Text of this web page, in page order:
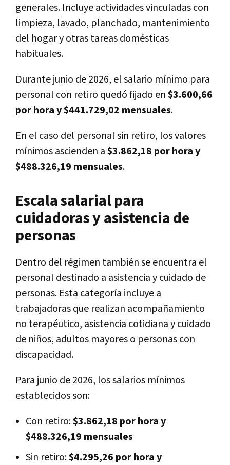
generales. Incluye actividades vinculadas con
limpieza, lavado, planchado, mantenimiento
del hogar y otras tareas domésticas
habituales.
Durante junio de 2026, el salario mínimo para
personal con retiro quedó fijado en$3.600,66
por hora y $441.729,02 mensuales.
En el caso del personal sin retiro, los valores
mínimos ascienden a$3.862,18 por hora y
$488.326,19 mensuales.
Escala salarial para
cuidadoras y asistencia de
personas
Dentro del régimen también se encuentra el
personal destinado a asistencia y cuidado de
personas. Esta categoría incluye a
trabajadoras que realizan acompañamiento
no terapéutico, asistencia cotidiana y cuidado
de niños, adultos mayores o personas con
discapacidad.
Para junio de 2026, los salarios mínimos
establecidos son:
Con retiro:$3.862,18 por hora y
$488.326,19 mensuales
Sin retiro:$4.295,26 por hora y